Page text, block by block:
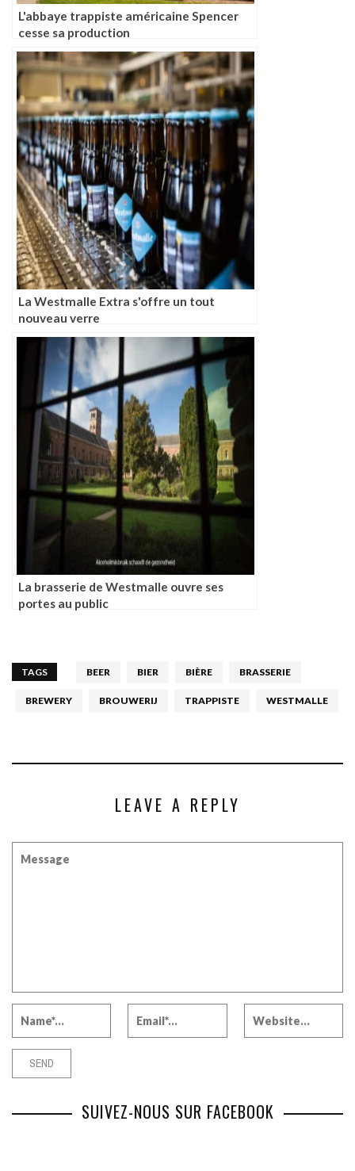
L'abbaye trappiste américaine Spencer
cesse sa production
La Westmalle Extra s'offre un tout
nouveau verre
La brasserie de Westmalle ouvre ses
portes au public
TAGS BEER BIER BIÈRE BRASSERIE
BREWERY BROUWERIJ TRAPPISTE WESTMALLE
LEAVE A REPLY
SUIVEZ-NOUS SUR FACEBOOK